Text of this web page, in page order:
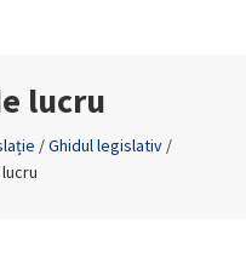
lucru
/Ghidul legislativ/